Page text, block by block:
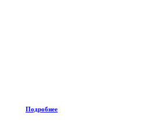
Подробнее